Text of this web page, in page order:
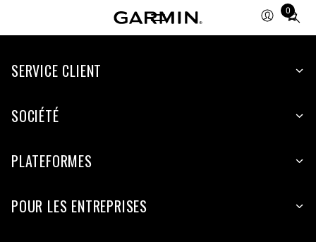
0
Total
items
cart:
SERVICE CLIENT
SOCIÉTÉ
PLATEFORMES
POUR LES ENTREPRISES